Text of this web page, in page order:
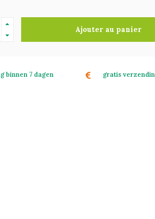
Ajouter au panier
binnen 7 dagen gratis